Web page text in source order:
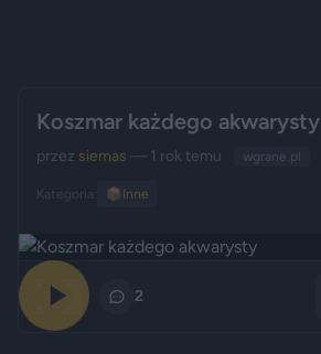
Koszmar każdego akwarysty
przez siemas — 1 rok temu wgrane.pl
Kategoria: 📦 Inne
2